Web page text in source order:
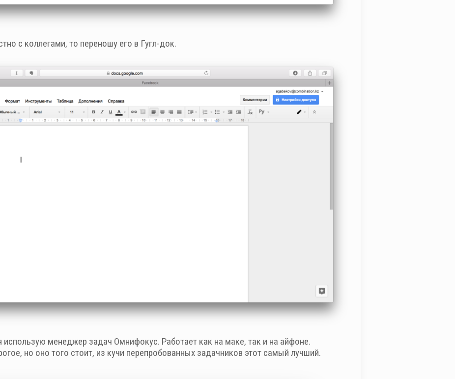
с коллегами, то переношу его в Гугл-док.
использую менеджер задач Омнифокус. Работает как на маке, так и на айфоне.
но оно того стоит, из кучи перепробованных задачников этот самый лучший.